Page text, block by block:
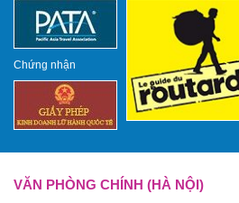
Chứng nhận
VĂN PHÒNG CHÍNH (HÀ NỘI)